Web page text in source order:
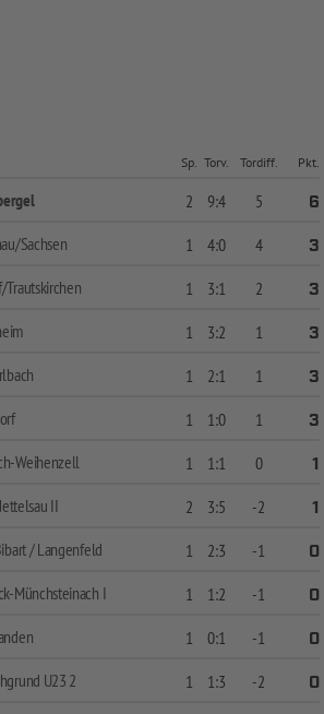
Sp. Torv. Tordiff. Pkt.
2 9:4 5
6
Sachsen 1 4:0 4
3
Trautskirchen 1 3:1 2
3
1 3:2 1
3
1 2:1 1
3
1 1:0 1
3
Weihenzell 1 1:1 0
1
II 2 3:5 -2
1
/ Langenfeld 1 2:3 -1
0
Münchsteinach I 1 1:2 -1
0
1 0:1 -1
0
U23 2 1 1:3 -2
0